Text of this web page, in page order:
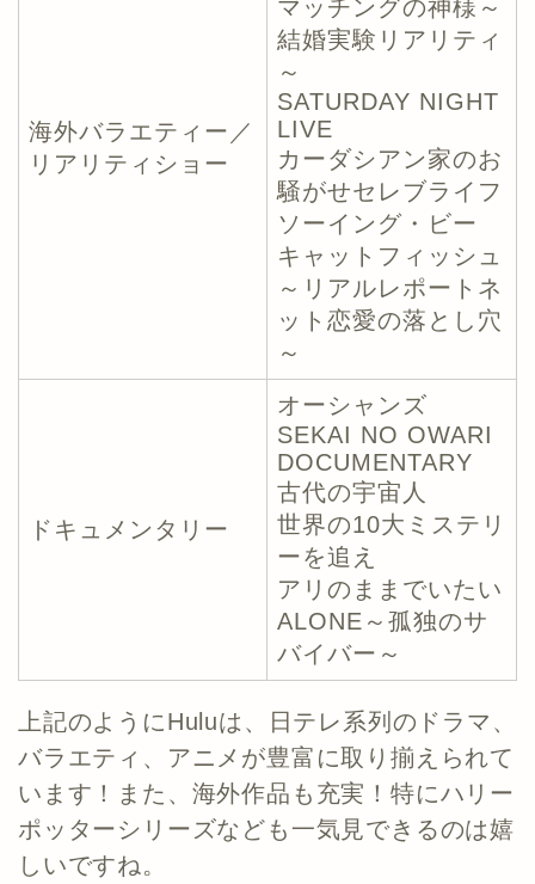
海外バラエティー／
リアリティショー
マッチングの神様～
結婚実験リアリティ
～
SATURDAY NIGHT
LIVE
カーダシアン家のお
騒がせセレブライフ
ソーイング・ビー
キャットフィッシュ
～リアルレポートネ
ット恋愛の落とし穴
～
ドキュメンタリー
オーシャンズ
SEKAI NO OWARI
DOCUMENTARY
古代の宇宙人
世界の10大ミステリ
ーを追え
アリのままでいたい
ALONE～孤独のサ
バイバー～
上記のようにHuluは、日テレ系列のドラマ、
バラエティ、アニメが豊富に取り揃えられて
います！また、海外作品も充実！特にハリー
ポッターシリーズなども一気見できるのは嬉
しいですね。